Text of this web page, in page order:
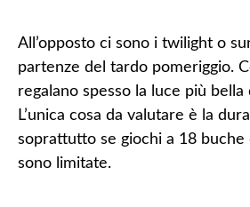
All’opposto ci sono i twilight o
partenze del tardo pomeriggio.
regalano spesso la luce più bella
L’unica cosa da valutare è la
soprattutto se giochi a 18 buche
sono limitate.